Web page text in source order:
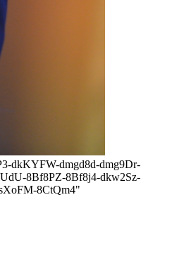
dkKYFW-dmgd8d-dmg9Dr-
8Bf8PZ-8Bf8j4-dkw2Sz-
8CtQm4"